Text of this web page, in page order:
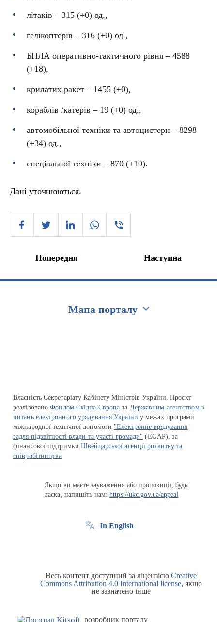
літаків – 315 (+0) од.,
гелікоптерів – 316 (+0) од.,
БПЛА оперативно-тактичного рівня – 4588
(+18),
крилатих ракет ‒ 1455 (+0),
кораблів /катерів ‒ 19 (+0) од.,
автомобільної техніки та автоцистерн – 8298
(+34) од.,
спеціальної техніки ‒ 870 (+10).
Дані уточнюються.
Попередня Наступна
Мапа порталу
Власність Секретаріату Кабінету Міністрів України. Проєкт
реалізованоФондом Східна Європа та Державним агентством з
питань електронного урядування України у межах програми
міжнародної технічної допомоги "Електронне врядування
задля підзвітності влади та участі громади" (EGAP), за
фінансової підтримкиШвейцарської агенції розвитку та
співробітництва
Якщо ви маєте зауваження або пропозиції, будь
ласка, напишіть нам:https://ukc.gov.ua/appeal
In English
Весь контент доступний за ліцензією Creative
Commons Attribution 4.0 International license, якщо
не зазначено інше
розробник порталу